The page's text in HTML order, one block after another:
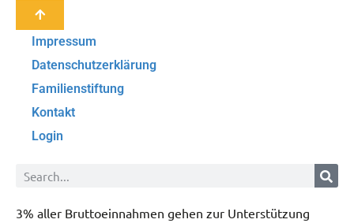
Impressum
Datenschutzerklärung
Familienstiftung
Kontakt
Login
3% aller Bruttoeinnahmen gehen zur Unterstützung